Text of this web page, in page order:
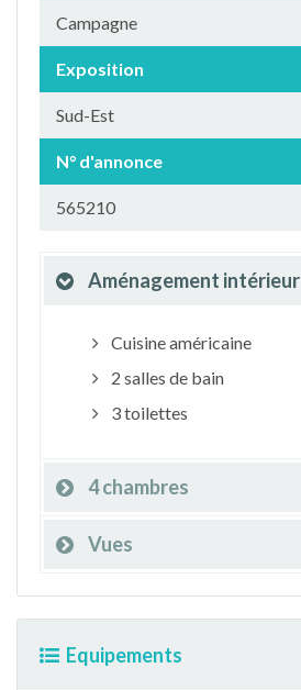
Campagne
Exposition
Sud-Est
N° d'annonce
565210
Aménagement intérieur
Cuisine américaine
2 salles de bain
3 toilettes
4 chambres
Vues
Equipements